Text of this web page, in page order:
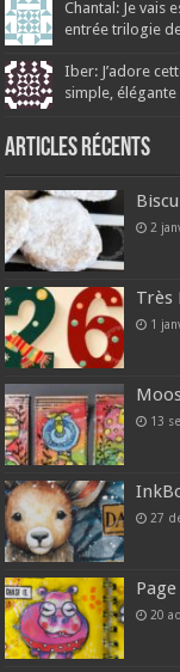
Chantal: Je vais
entrée trilogie
Iber: J’adore
simple, élégante
Articles récents
2
Très
1
13
27
20